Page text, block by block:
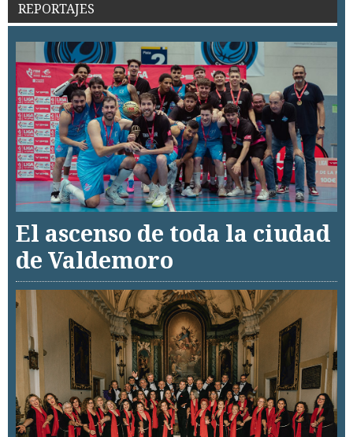
REPORTAJES
El ascenso de toda la ciudad
de Valdemoro